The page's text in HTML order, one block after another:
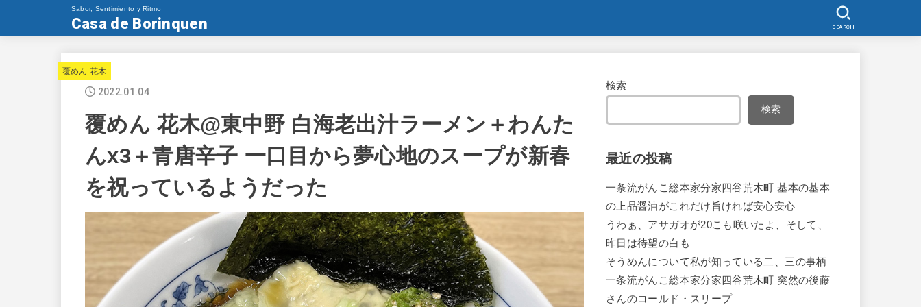
Sabor, Sentimiento y Ritmo
Casa de Borinquen SEARCH
覆めん 花木
2022.01.04
覆めん 花木@東中野 白海老出汁ラーメン＋わんた
んx3＋青唐辛子 一口目から夢心地のスープが新春
を祝っているようだった
検索
検索
最近の投稿
一条流がんこ総本家分家四谷荒木町 基本の基本
の上品醤油がこれだけ旨ければ安心安心
うわぁ、アサガオが20こも咲いたよ、そして、
昨日は待望の白も
そうめんについて私が知っている二、三の事柄
一条流がんこ総本家分家四谷荒木町 突然の後藤
さんのコールド・スリープ